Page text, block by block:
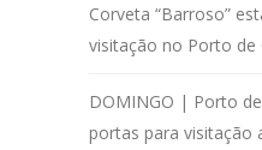
Corveta “Barroso”
visitação no Porto de
DOMINGO | Porto
portas para visitação